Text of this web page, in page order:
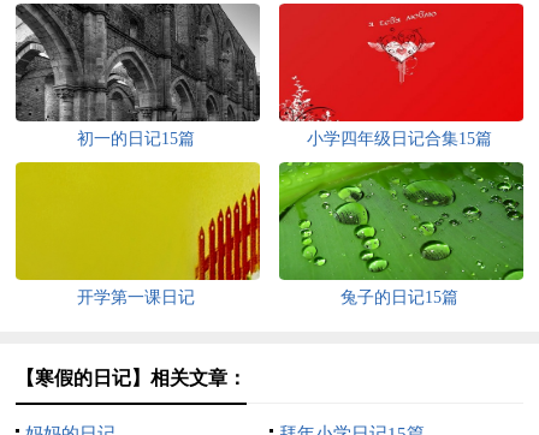
初一的日记15篇 小学四年级日记合集15篇
开学第一课日记 兔子的日记15篇
【寒假的日记】相关文章：